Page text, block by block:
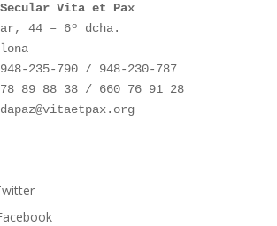
Vita et Pax
44 – 6º dcha.
235-790 / 948-230-787
89 88 38 / 660 76 91 28